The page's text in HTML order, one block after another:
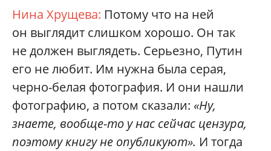
Нина Хрущева: Потому что на ней
он выглядит слишком хорошо. Он так
не должен выглядеть. Серьезно, Путин
его не любит. Им нужна была серая,
черно-белая фотография. И они нашли
фотографию, а потом сказали: «Ну,
знаете, вообще-то у нас сейчас цензура,
поэтому книгу не опубликуют». И тогда